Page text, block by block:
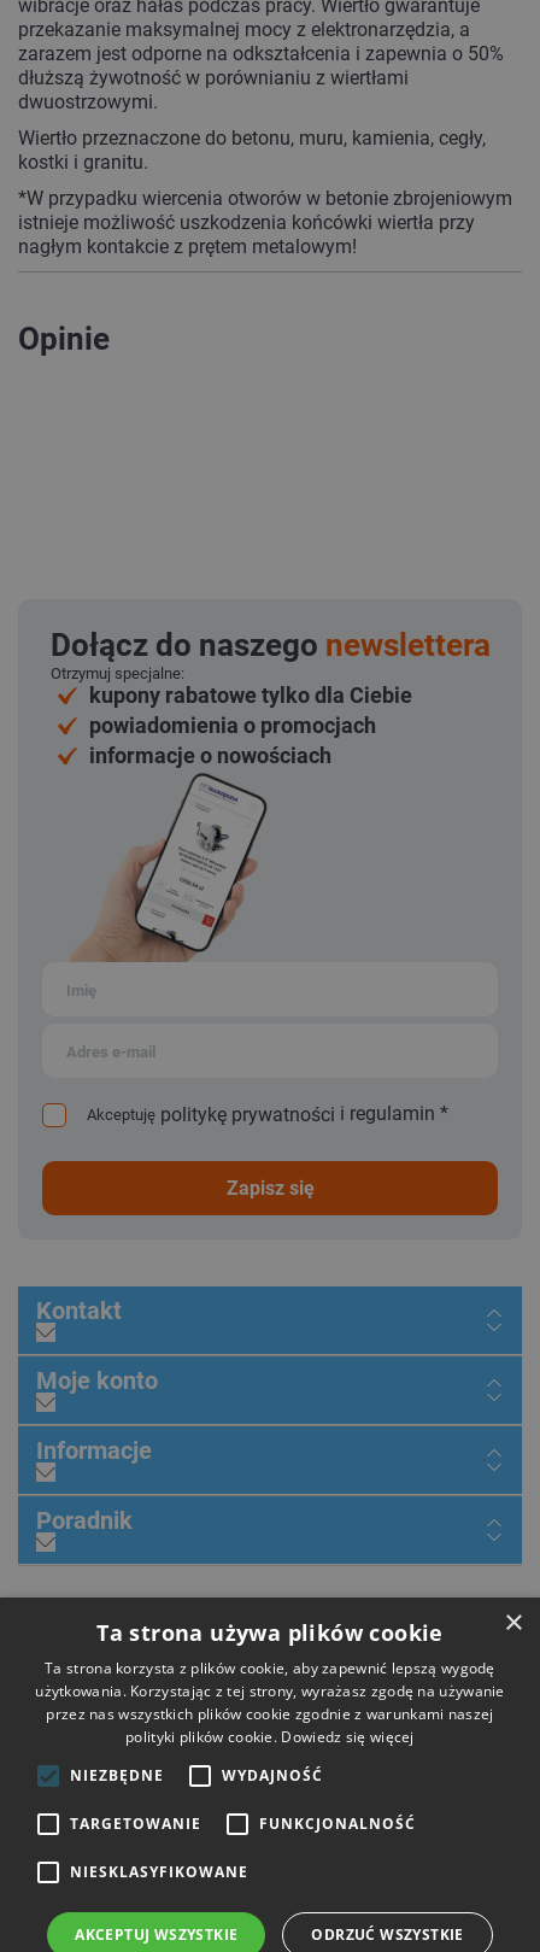
wibracje oraz hałas podczas pracy. Wiertło gwarantuje
przekazanie maksymalnej mocy z elektronarzędzia, a
zarazem jest odporne na odkształcenia i zapewnia o 50%
dłuższą żywotność w porównianiu z wiertłami
dwuostrzowymi.
Wiertło przeznaczone do betonu, muru, kamienia, cegły,
kostki i granitu.
*W przypadku wiercenia otworów w betonie zbrojeniowym
istnieje możliwość uszkodzenia końcówki wiertła przy
nagłym kontakcie z prętem metalowym!
Opinie
Dołącz do naszego newslettera
Otrzymuj specjalne:
kupony rabatowe tylko dla Ciebie
powiadomienia o promocjach
informacje o nowościach
Akceptuję politykę prywatności i regulamin *
zapisz się
Kontakt
Moje konto
Informacje
Poradnik
Płatności
×
Ta strona używa plików cookie
Ta strona korzysta z plików cookie, aby zapewnić lepszą wygodę
użytkowania. Korzystając z tej strony, wyrażasz zgodę na używanie
przez nas wszystkich plików cookie zgodnie z warunkami naszej
polityki plików cookie. Dowiedz się więcej
NIEZBĘDNE
WYDAJNOŚĆ
TARGETOWANIE FUNKCJONALNOŚĆ
NIESKLASYFIKOWANE
AKCEPTUJ WSZYSTKIE ODRZUĆ WSZYSTKIE